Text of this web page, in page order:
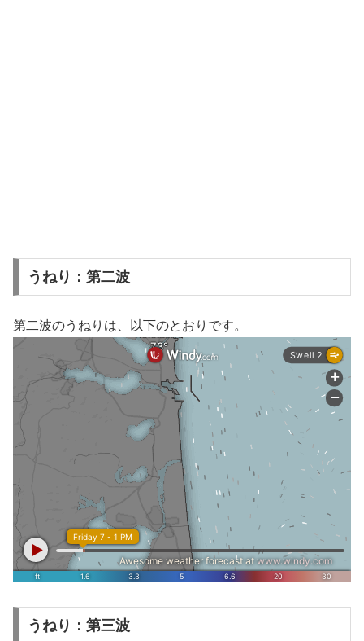
うねり：第二波
第二波のうねりは、以下のとおりです。
うねり：第三波